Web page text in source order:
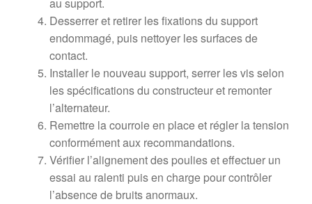
au support.
Desserrer et retirer les fixations du support
endommagé, puis nettoyer les surfaces de
contact.
Installer le nouveau support, serrer les vis selon
les spécifications du constructeur et remonter
l’alternateur.
Remettre la courroie en place et régler la tension
conformément aux recommandations.
Vérifier l’alignement des poulies et effectuer un
essai au ralenti puis en charge pour contrôler
l’absence de bruits anormaux.